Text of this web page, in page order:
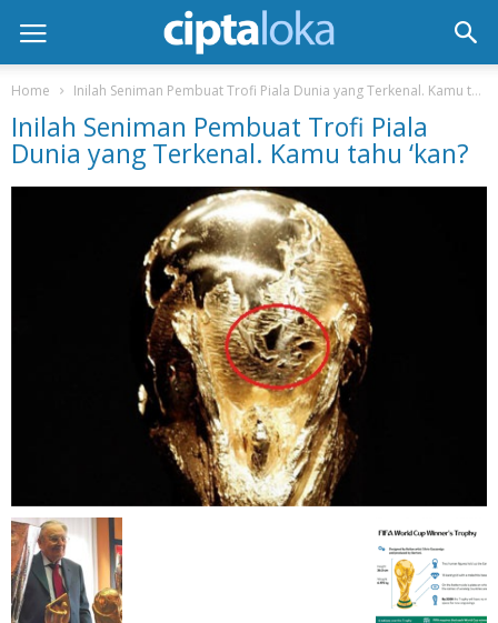
Home Inilah Seniman Pembuat Trofi Piala Dunia yang Terkenal. Kamu tahu ‘kan?
Inilah Seniman Pembuat Trofi Piala
Dunia yang Terkenal. Kamu tahu ‘kan?